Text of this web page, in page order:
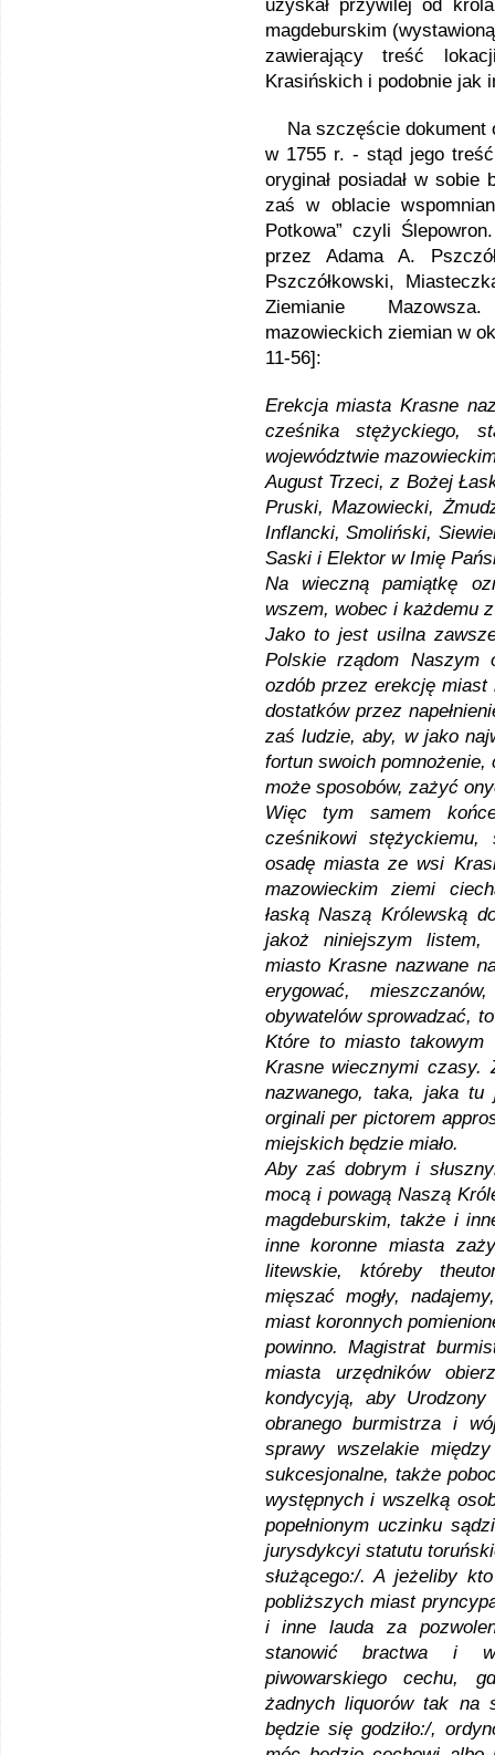
uzyskał przywilej od
magdeburskim
zawierający treść
Krasińskich i podobnie jak
Na szczęście dokument
w 1755 r. - stąd jego
oryginał posiadał w
zaś w oblacie
Potkowa” czyli
przez Adama A.
Pszczółkowski,
Ziemianie Mazowsza.
mazowieckich ziemian w
11-56]:
Erekcja miasta Krasne
cześnika stężyckiego,
województwie
August Trzeci, z Bożej
Pruski, Mazowiecki,
Inflancki, Smoliński,
Saski i Elektor w Imię
Na wieczną pamiątkę
wszem, wobec i każdemu
Jako to jest usilna
Polskie rządom Naszym
ozdób przez erekcję
dostatków przez
zaś ludzie, aby, w jako
fortun swoich
może sposobów, zażyć
Więc tym samem
cześnikowi stężyckiemu,
osadę miasta ze wsi
mazowieckim ziemi
łaską Naszą Królewską
jakoż niniejszym listem,
miasto Krasne nazwane
erygować,
obywatelów sprowadzać,
Które to miasto takowym
Krasne wiecznymi czasy.
nazwanego, taka, jaka
orginali per pictorem
miejskich będzie miało.
Aby zaś dobrym i
mocą i powagą Naszą
magdeburskim, także i
inne koronne miasta
litewskie, któreby
mięszać mogły,
miast koronnych
powinno. Magistrat
miasta urzędników
kondycyją, aby
obranego burmistrza i
sprawy wszelakie
sukcesjonalne, także
występnych i wszelką
popełnionym uczinku
jurysdykcyi statutu
służącego:/. A jeżeliby
pobliższych miast
i inne lauda za
stanowić bractwa i
piwowarskiego cechu,
żadnych liquorów tak
będzie się godziło:/,